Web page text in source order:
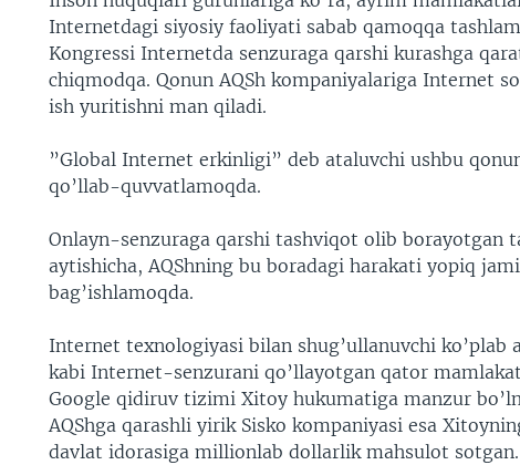
Internetdagi siyosiy faoliyati sabab qamoqqa
Kongressi Internetda senzuraga qarshi kurashga
chiqmodqa. Qonun AQSh kompaniyalariga Internet
ish yuritishni man qiladi.
”Global Internet erkinligi” deb ataluvchi ushbu
qo’llab-quvvatlamoqda.
Onlayn-senzuraga qarshi tashviqot olib borayotgan
aytishicha, AQShning bu boradagi harakati yopiq
bag’ishlamoqda.
Internet texnologiyasi bilan shug’ullanuvchi
kabi Internet-senzurani qo’llayotgan qator
Google qidiruv tizimi Xitoy hukumatiga manzur
AQShga qarashli yirik Sisko kompaniyasi esa
davlat idorasiga millionlab dollarlik mahsulot sotgan.